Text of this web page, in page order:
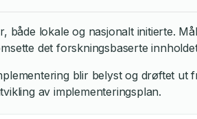
både lokale og nasjonalt initierte.
det forskningsbaserte
blir belyst og drøftet
av implementeringsplan.